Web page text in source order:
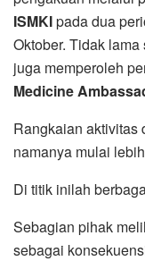
ISMKIpada dua
Oktober. Tidak
juga memperoleh
Medicine
Rangkaian aktivitas
namanya mulai
Di titik inilah
Sebagian pihak
sebagai